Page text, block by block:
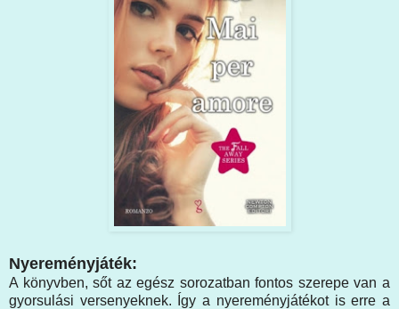
Nyereményjáték:
A könyvben, sőt az egész sorozatban fontos szerepe van a
gyorsulási versenyeknek. Így a nyereményjátékot is erre a